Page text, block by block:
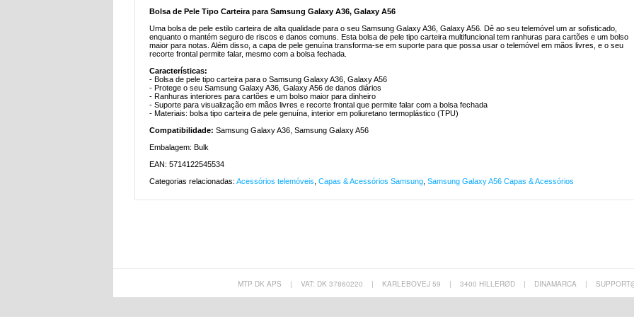
Bolsa de Pele Tipo Carteira para Samsung Galaxy A36, Galaxy A56
Uma bolsa de pele estilo carteira de alta qualidade para o seu Samsung Galaxy A36, Galaxy A56. Dê ao seu telemóvel um ar sofisticado,
enquanto o mantém seguro de riscos e danos comuns. Esta bolsa de pele tipo carteira multifuncional tem ranhuras para cartões e um bolso
maior para notas. Além disso, a capa de pele genuína transforma-se em suporte para que possa usar o telemóvel em mãos livres, e o seu
recorte frontal permite falar, mesmo com a bolsa fechada.
Características:
- Bolsa de pele tipo carteira para o Samsung Galaxy A36, Galaxy A56
- Protege o seu Samsung Galaxy A36, Galaxy A56 de danos diários
- Ranhuras interiores para cartões e um bolso maior para dinheiro
- Suporte para visualização em mãos livres e recorte frontal que permite falar com a bolsa fechada
- Materiais: bolsa tipo carteira de pele genuína, interior em poliuretano termoplástico (TPU)
Compatibilidade: Samsung Galaxy A36, Samsung Galaxy A56
Embalagem: Bulk
EAN: 5714122545534
Categorias relacionadas: Acessórios telemóveis Capas & Acessórios Samsung Samsung Galaxy A56 Capas & Acessórios
MTP DK APS | VAT: DK 37860220 | KARLEBOVEJ 59 | 3400 HILLERØD | DINAMARCA |